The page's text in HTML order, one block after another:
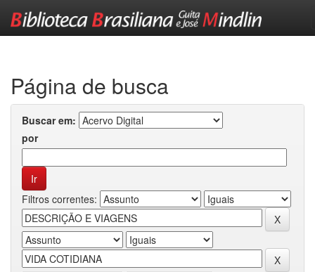
Página de busca
Buscar em:
por
Filtros correntes: